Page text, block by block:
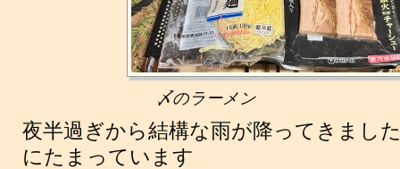
〆のラーメン
夜半過ぎから結構な雨が降ってきまし
にたまっています